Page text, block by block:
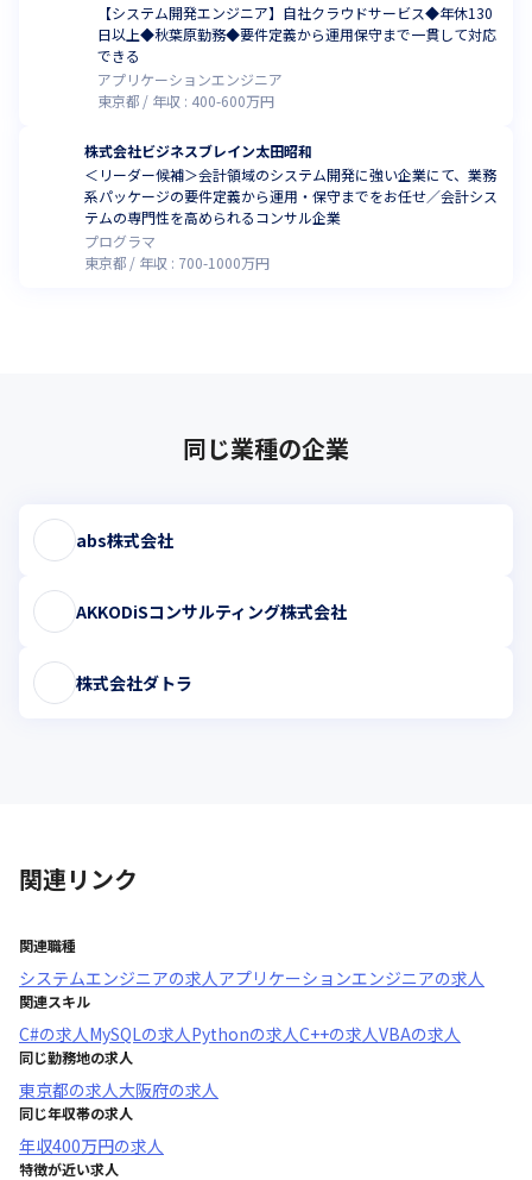
【システム開発エンジニア】自社クラウドサービス◆年休130
日以上◆秋葉原勤務◆要件定義から運用保守まで一貫して対応
できる
アプリケーションエンジニア
東京都
年収 : 400-600万円
株式会社ビジネスブレイン太田昭和
＜リーダー候補＞会計領域のシステム開発に強い企業にて、業務
系パッケージの要件定義から運用・保守までをお任せ／会計シス
テムの専門性を高められるコンサル企業
プログラマ
東京都
年収 : 700-1000万円
同じ業種の企業
abs株式会社
AKKODiSコンサルティング株式会社
株式会社ダトラ
関連リンク
関連職種
システムエンジニアの求人アプリケーションエンジニアの求人
関連スキル
C#の求人MySQLの求人Pythonの求人C++の求人VBAの求人
同じ勤務地の求人
東京都の求人大阪府の求人
同じ年収帯の求人
年収400万円の求人
特徴が近い求人